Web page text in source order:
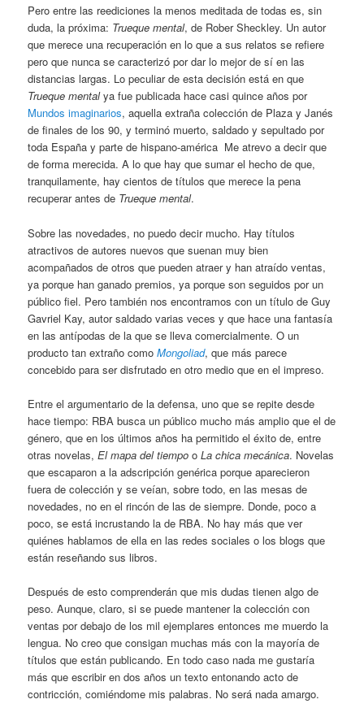
Pero entre las reediciones la menos meditada de todas es, sin
duda, la próxima: Trueque mental, de Rober Sheckley. Un autor
que merece una recuperación en lo que a sus relatos se refiere
pero que nunca se caracterizó por dar lo mejor de sí en las
distancias largas. Lo peculiar de esta decisión está en que
Trueque mentalya fue publicada hace casi quince años por
Mundos imaginarios, aquella extraña colección de Plaza y Janés
de finales de los 90, y terminó muerto, saldado y sepultado por
toda España y parte de hispano-américa Me atrevo a decir que
de forma merecida. A lo que hay que sumar el hecho de que,
tranquilamente, hay cientos de títulos que merece la pena
recuperar antes de Trueque mental.
Sobre las novedades, no puedo decir mucho. Hay títulos
atractivos de autores nuevos que suenan muy bien
acompañados de otros que pueden atraer y han atraído ventas,
ya porque han ganado premios, ya porque son seguidos por un
público fiel. Pero también nos encontramos con un título de Guy
Gavriel Kay, autor saldado varias veces y que hace una fantasía
en las antípodas de la que se lleva comercialmente. O un
producto tan extraño comoMongoliad, que más parece
concebido para ser disfrutado en otro medio que en el impreso.
Entre el argumentario de la defensa, uno que se repite desde
hace tiempo: RBA busca un público mucho más amplio que el de
género, que en los últimos años ha permitido el éxito de, entre
otras novelas,El mapa del tiempo oLa chica mecánica. Novelas
que escaparon a la adscripción genérica porque aparecieron
fuera de colección y se veían, sobre todo, en las mesas de
novedades, no en el rincón de las de siempre. Donde, poco a
poco, se está incrustando la de RBA. No hay más que ver
quiénes hablamos de ella en las redes sociales o los blogs que
están reseñando sus libros.
Después de esto comprenderán que mis dudas tienen algo de
peso. Aunque, claro, si se puede mantener la colección con
ventas por debajo de los mil ejemplares entonces me muerdo la
lengua. No creo que consigan muchas más con la mayoría de
títulos que están publicando. En todo caso nada me gustaría
más que escribir en dos años un texto entonando acto de
contricción, comiéndome mis palabras. No será nada amargo.